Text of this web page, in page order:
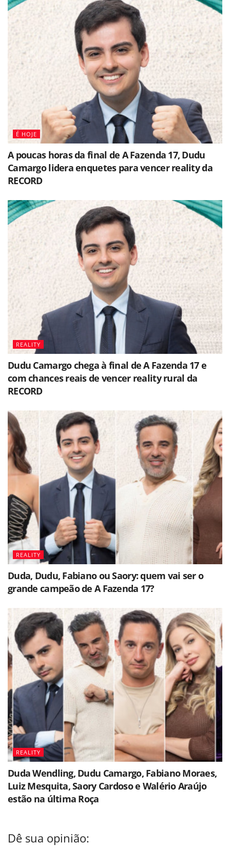
É HOJE
A poucas horas da final de A Fazenda 17, Dudu
Camargo lidera enquetes para vencer reality da
RECORD
REALITY
Dudu Camargo chega à final de A Fazenda 17 e
com chances reais de vencer reality rural da
RECORD
REALITY
Duda, Dudu, Fabiano ou Saory: quem vai ser o
grande campeão de A Fazenda 17?
REALITY
Duda Wendling, Dudu Camargo, Fabiano Moraes,
Luiz Mesquita, Saory Cardoso e Walério Araújo
estão na última Roça
Dê sua opinião: